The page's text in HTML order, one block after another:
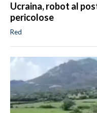
Ucraina, robot al
pericolose
Red